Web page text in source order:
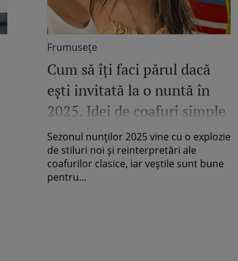
Frumuseţe
Cum să îţi faci părul dacă
eşti invitată la o nuntă în
2025. Idei de coafuri simple
şi feminine
Sezonul nunților 2025 vine cu o explozie
de stiluri noi și reinterpretări ale
coafurilor clasice, iar veștile sunt bune
pentru...